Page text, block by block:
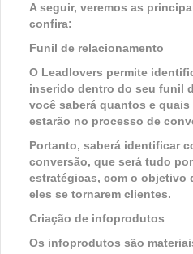
A seguir, veremos as
confira:
Funil de relacionamento
O Leadlovers permite
inserido dentro do seu funil
você saberá quantos e
estarão no processo de
Portanto, saberá identificar
conversão, que será tudo
estratégicas, com o objetivo
eles se tornarem clientes.
Criação de infoprodutos
Os infoprodutos são